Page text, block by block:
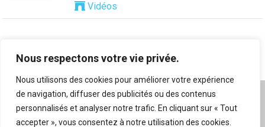
Nous respectons votre vie privée.
Nous utilisons des cookies pour améliorer votre expérience
de navigation, diffuser des publicités ou des contenus
personnalisés et analyser notre trafic. En cliquant sur « Tout
accepter », vous consentez à notre utilisation des cookies.
Vidéos
A propos|Mentions légales|Conditions générales
d’utilisation|Flux RSS| Nos auteurs|Archives|